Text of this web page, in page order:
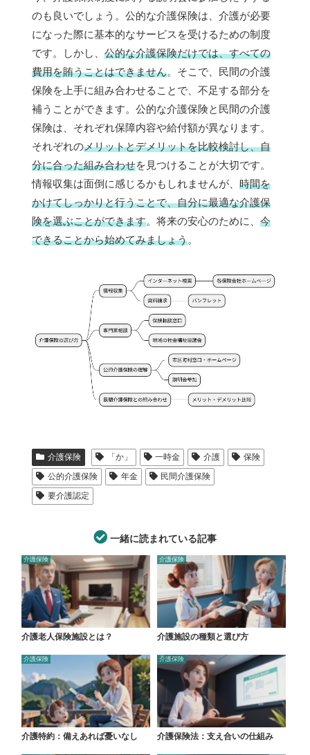
のも良いでしょう。公的な介護保険は、介護が必要
になった際に基本的なサービスを受けるための制度
です。しかし、 公的な介護保険だけでは、すべての
費用を賄うことはできません。そこで、民間の介護
保険を上手に組み合わせることで、不足する部分を
補うことができます。公的な介護保険と民間の介護
保険は、それぞれ保障内容や給付額が異なります。
それぞれのメリットとデメリットを比較検討し、自
分に合った組み合わせを見つけることが大切です。
情報収集は面倒に感じるかもしれませんが、 時間を
かけてしっかりと行うことで、自分に最適な介護保
険を選ぶことができます。将来の安心のために、 今
できることから始めてみましょう。
介護保険 「か」 一時金 介護
保険
公的介護保険
年金
民間介護保険
要介護認定
一緒に読まれている記事
介護保険
介護老人保険施設とは？
介護保険
介護施設の種類と選び方
介護保険
介護特約：備えあれば憂いなし
介護保険
介護保険法：支え合いの仕組み